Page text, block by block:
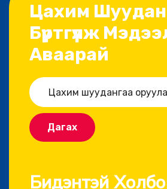
Цахим
Бүртгүүлж
Аваарай
Дагах
Бидэнтэй